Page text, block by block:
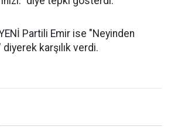
Partili Emir ise "Neyinden
karşılık verdi.